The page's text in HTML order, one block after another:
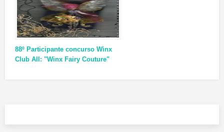
88º Participante concurso Winx
Club All: "Winx Fairy Couture"